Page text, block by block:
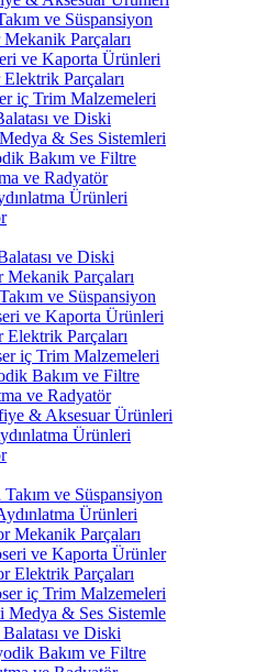
ve Süspansiyon
Parçaları
ve Kaporta Ürünleri
Parçaları
iç Trim Malzemeleri
ve Diski
& Ses Sistemleri
Bakım ve Filtre
ve Radyatör
Ürünleri
ve Diski
Parçaları
ve Süspansiyon
ve Kaporta Ürünleri
Parçaları
iç Trim Malzemeleri
Bakım ve Filtre
ve Radyatör
& Aksesuar Ürünleri
Ürünleri
ve Süspansiyon
Ürünleri
Mekanik Parçaları
ve Kaporta Ürünler
Elektrik Parçaları
iç Trim Malzemeleri
Medya & Ses Sistemle
ve Diski
Bakım ve Filtre